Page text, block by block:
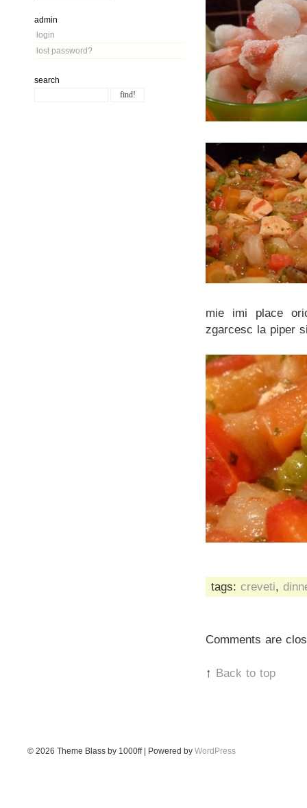
admin
login
lost password?
search
mie imi place
zgarcesc la piper
tags: creveti,
Comments are
↑ Back to top
© 2026 Theme Blass by 1000ff | Powered by WordPress